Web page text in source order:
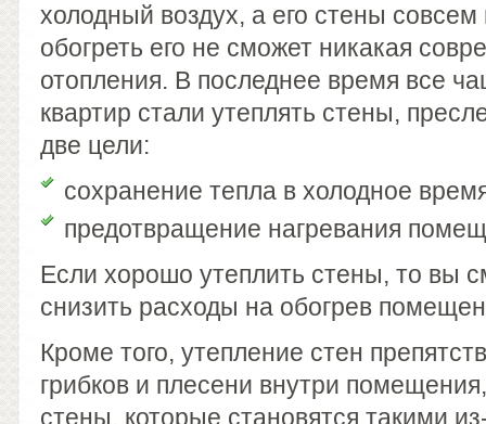
холодный воздух, а его стены
обогреть его не сможет никакая
отопления. В последнее время все
квартир стали утеплять стены,
две цели:
сохранение тепла в холодное
предотвращение нагревания
Если хорошо утеплить стены, то вы
снизить расходы на обогрев
Кроме того, утепление стен
грибков и плесени внутри
стены, которые становятся такими